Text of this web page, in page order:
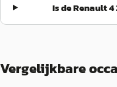
Is de Renault
Vergelijkbare